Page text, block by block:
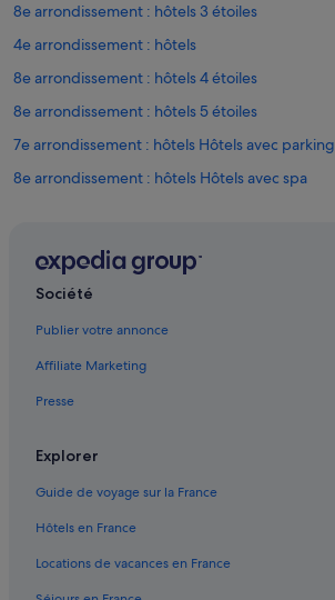
8e arrondissement : hôtels 3 étoiles
4e arrondissement : hôtels
8e arrondissement : hôtels 4 étoiles
8e arrondissement : hôtels 5 étoiles
7e arrondissement : hôtels Hôtels avec parking
8e arrondissement : hôtels Hôtels avec spa
Assemblée Nationale : hôtels à proximité
Chaillot : hôtels Hôtels avec parking
Champs-Élysées : hôtels à proximité
Société
Publier votre annonce
Affiliate Marketing
Presse
Explorer
Guide de voyage sur la France
Hôtels en France
Locations de vacances en France